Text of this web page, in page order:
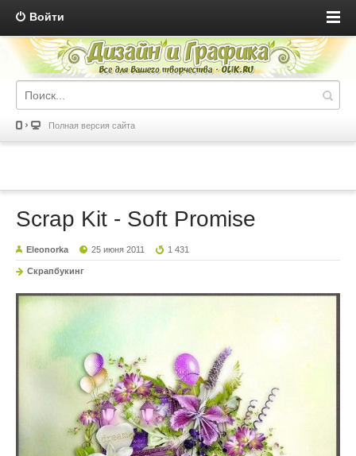
Войти
Полная версия сайта
Scrap Kit - Soft Promise
Eleonorka 25 июня 2011 1 431
Скрапбукинг